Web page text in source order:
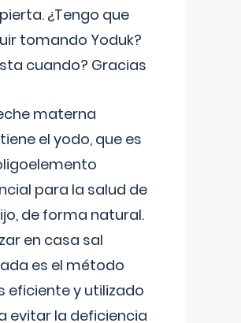
¿Tengo que
tomando Yoduk?
cuando? Gracias
materna
el yodo, que es
para la salud de
de forma natural.
en casa sal
es el método
eficiente y utilizado
evitar la deficiencia